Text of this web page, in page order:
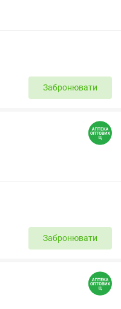
Забронювати
Забронювати